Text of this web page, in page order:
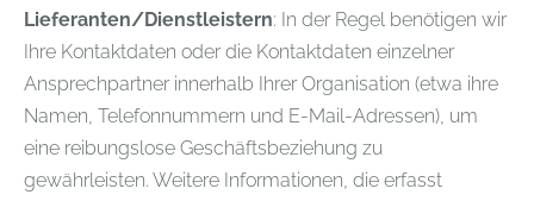
Lieferanten/Dienstleistern: In der Regel benötigen wir
Ihre Kontaktdaten oder die Kontaktdaten einzelner
Ansprechpartner innerhalb Ihrer Organisation (etwa ihre
Namen, Telefonnummern und E-Mail-Adressen), um
eine reibungslose Geschäftsbeziehung zu
gewährleisten. Weitere Informationen, die erfasst